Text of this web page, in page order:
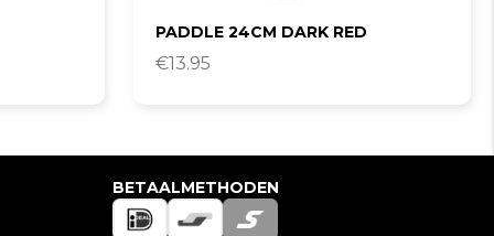
PADDLE 24CM DARK RED
€13.95
BETAALMETHODEN